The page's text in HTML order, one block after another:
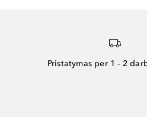
Pristatymas per 1 - 2